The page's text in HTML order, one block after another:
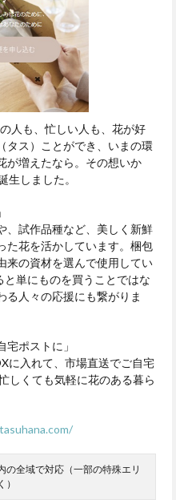
人も、忙しい人も、花が好
タス）ことができ、いまの環
が増えたなら。その想いか
生しました。
、試作品種など、美しく新鮮
た花を活かしています。梱包
来の資材を選んで使用してい
単にものを買うことではな
る人々の応援にも繋がりま
宅ポストに」
に入れて、市場直送でご自宅
しくても気軽に花のある暮ら
の全域で対応（一部の特殊エリ
）